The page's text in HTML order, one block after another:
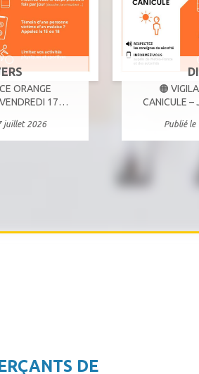
ORANGE
17
juillet 2026
🟠
CANICULE –
Publié
DE